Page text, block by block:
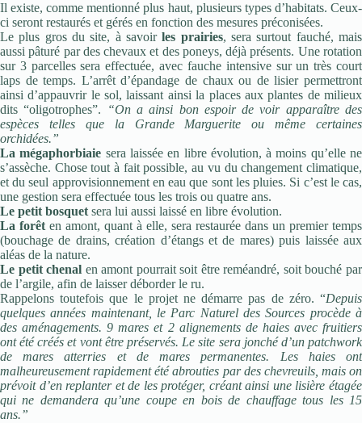
Il existe, comme mentionné plus haut, plusieurs types d’habitats. Ceux-
ci seront restaurés et gérés en fonction des mesures préconisées.
Le plus gros du site, à savoirles prairies, sera surtout fauché, mais
aussi pâturé par des chevaux et des poneys, déjà présents. Une rotation
sur 3 parcelles sera effectuée, avec fauche intensive sur un très court
laps de temps. L’arrêt d’épandage de chaux ou de lisier permettront
ainsi d’appauvrir le sol, laissant ainsi la places aux plantes de milieux
dits “oligotrophes”.
“On a ainsi bon espoir de voir apparaître des
espèces telles que la Grande Marguerite ou même certaines
orchidées.”
La mégaphorbiaie sera laissée en libre évolution, à moins qu’elle ne
s’assèche. Chose tout à fait possible, au vu du changement climatique,
et du seul approvisionnement en eau que sont les pluies. Si c’est le cas,
une gestion sera effectuée tous les trois ou quatre ans.
Le petit bosquet sera lui aussi laissé en libre évolution.
La forêt en amont, quant à elle, sera restaurée dans un premier temps
(bouchage de drains, création d’étangs et de mares) puis laissée aux
aléas de la nature.
Le petit chenal en amont pourrait soit être reméandré, soit bouché par
de l’argile, afin de laisser déborder le ru.
Rappelons toutefois que le projet ne démarre pas de zéro. “Depuis
quelques années maintenant, le Parc Naturel des Sources procède à
des aménagements. 9 mares et 2 alignements de haies avec fruitiers
ont été créés et vont être préservés. Le site sera jonché d’un patchwork
de mares atterries et de mares permanentes. Les haies ont
malheureusement rapidement été abrouties par des chevreuils, mais on
prévoit d’en replanter et de les protéger, créant ainsi une lisière étagée
qui ne demandera qu’une coupe en bois de chauffage tous les 15
ans.”